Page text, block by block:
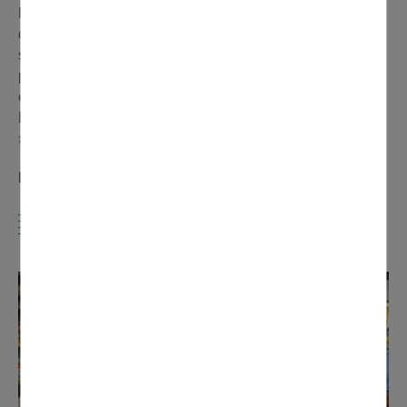
chacun de se faire plaisir » en pratiquant des prix «
s'adaptant à toutes les bourses ». Le fleuriste, également
paysagiste, fait des compositions sur-mesure pour tout
événement (mariage, baptême, anniversaire, décès...). «
», précise-t-il.